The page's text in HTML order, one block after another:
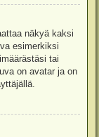
näkyä kaksi
esimerkiksi
tai
on avatar ja on